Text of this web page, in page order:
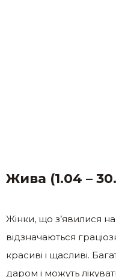
Жива (1.04 –
Жінки, що з’явилися
відзначаються
красиві і щасливі.
даром і можуть